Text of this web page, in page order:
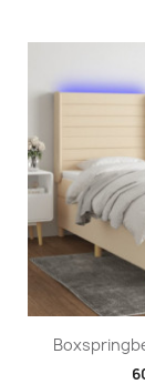
